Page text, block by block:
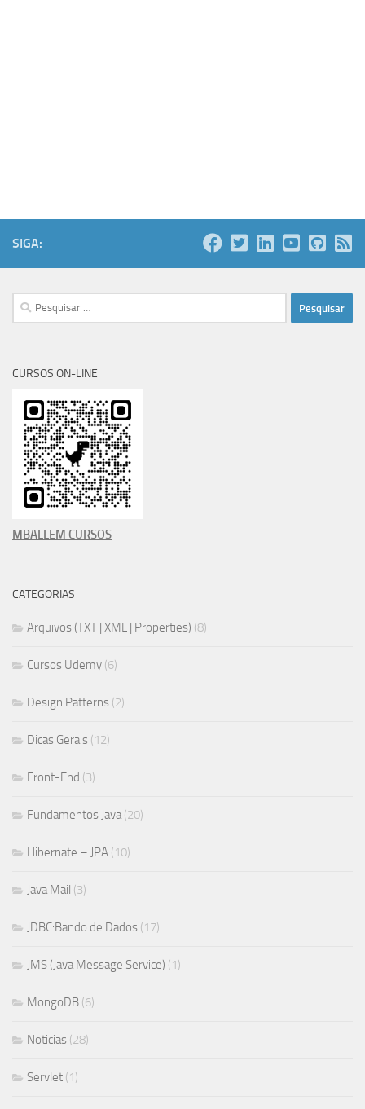
SIGA:
Pesquisar
por:
CURSOS ON-LINE
MBALLEM CURSOS
CATEGORIAS
Arquivos (TXT | XML | Properties) (8)
Cursos Udemy (6)
Design Patterns (2)
Dicas Gerais (12)
Front-End (3)
Fundamentos Java(20)
Hibernate – JPA (10)
Java Mail (3)
JDBC:Bando de Dados (17)
JMS (Java Message Service) (1)
MongoDB (6)
Noticias (28)
Servlet (1)